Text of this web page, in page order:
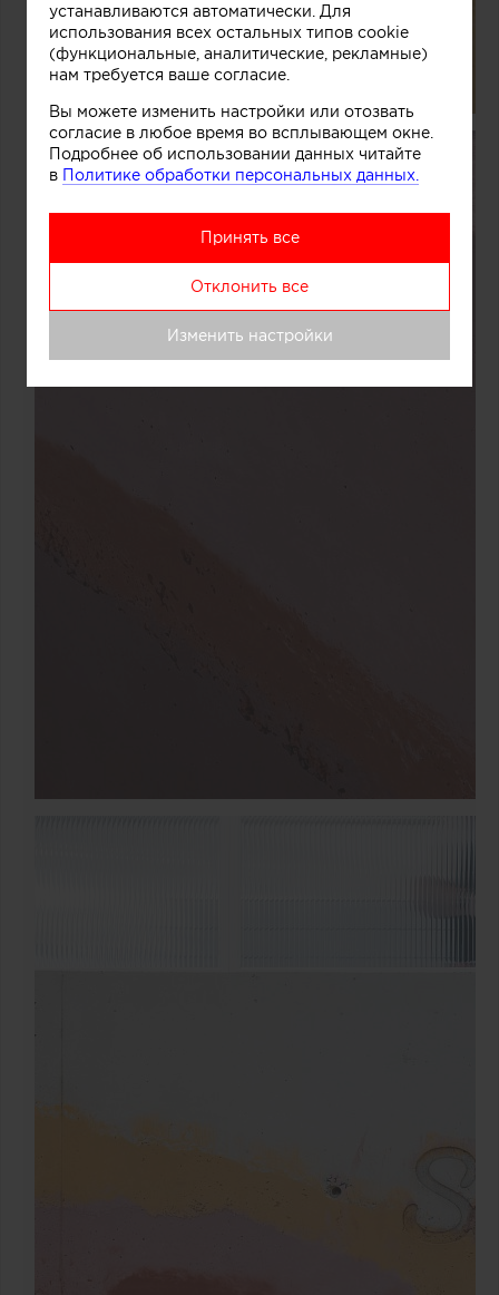
устанавливаются автоматически. Для
использования всех остальных типов cookie
(функциональные, аналитические, рекламные)
нам требуется ваше согласие.
Вы можете изменить настройки или отозвать
согласие в любое время во всплывающем окне.
Подробнее об использовании данных читайте
в Политике обработки персональных данных.
Принять все
Отклонить все
Изменить настройки